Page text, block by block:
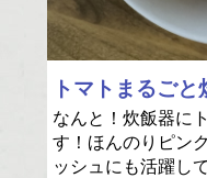
トマトまるご
なんと！炊飯器に
す！ほんのりピン
ッシュにも活躍し